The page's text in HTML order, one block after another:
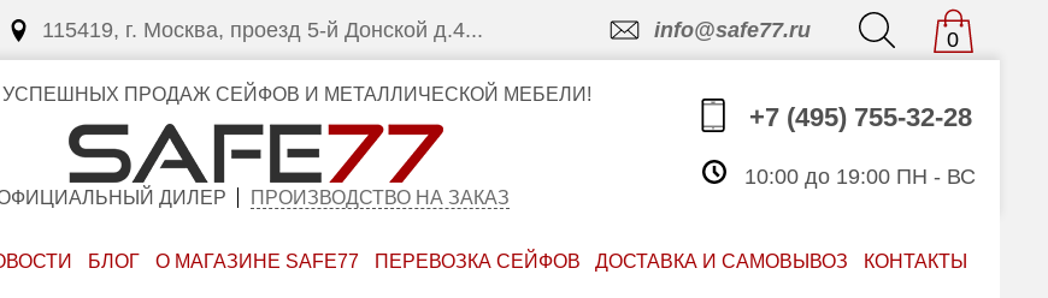
115419, г. Москва, проезд 5-й Донской д.4... info@safe77.ru 0
ПРОДАЖ СЕЙФОВ И МЕТАЛЛИЧЕСКОЙ МЕБЕЛИ!
ДИЛЕР ПРОИЗВОДСТВО НА ЗАКАЗ
+7 (495) 755-32-28
10:00 до 19:00 ПН - ВС
БЛОГ О МАГАЗИНЕ SAFE77 ПЕРЕВОЗКА СЕЙФОВ ДОСТАВКА И САМОВЫВОЗ КОНТАКТЫ